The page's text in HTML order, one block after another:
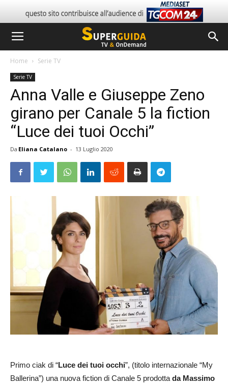
Home Serie TV
Serie TV
Anna Valle e Giuseppe Zeno
girano per Canale 5 la fiction
“Luce dei tuoi Occhi”
Da Eliana Catalano - 13 Luglio 2020
Primo ciak di “Luce dei tuoi occhi”, (titolo internazionale “My
Ballerina”) una nuova fiction di Canale 5 prodotta da Massimo